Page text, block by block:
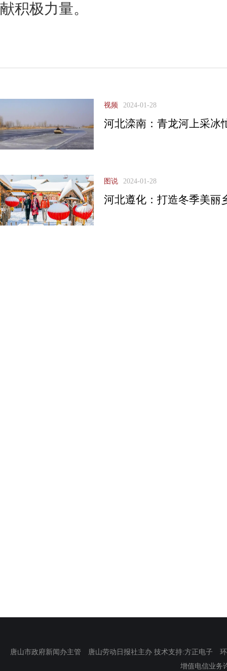
献积极力量。
视频 2024-01-28
河北滦南：青龙河上采冰
图说 2024-01-28
河北遵化：打造冬季美丽
唐山市政府新闻办主管 唐山劳动日报社主办 技术支持:方正电子
增值电信业务